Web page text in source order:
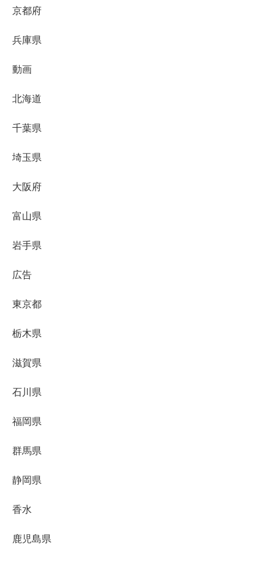
京都府
兵庫県
動画
北海道
千葉県
埼玉県
大阪府
富山県
岩手県
広告
東京都
栃木県
滋賀県
石川県
福岡県
群馬県
静岡県
香水
鹿児島県